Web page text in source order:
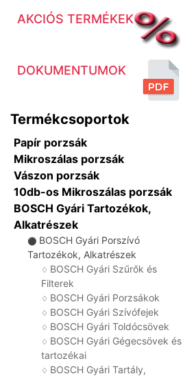
AKCIÓS TERMÉKEK
DOKUMENTUMOK
Termékcsoportok
Papír porzsák
Mikroszálas porzsák
Vászon porzsák
10db-os Mikroszálas porzsák
BOSCH Gyári Tartozékok,
Alkatrészek
⚫ BOSCH Gyári Porszívó
Tartozékok, Alkatrészek
♢ BOSCH Gyári Szűrők és
Filterek
♢ BOSCH Gyári Porzsákok
♢ BOSCH Gyári Szívófejek
♢ BOSCH Gyári Toldócsövek
♢ BOSCH Gyári Gégecsövek és
tartozékai
♢ BOSCH Gyári Tartály,